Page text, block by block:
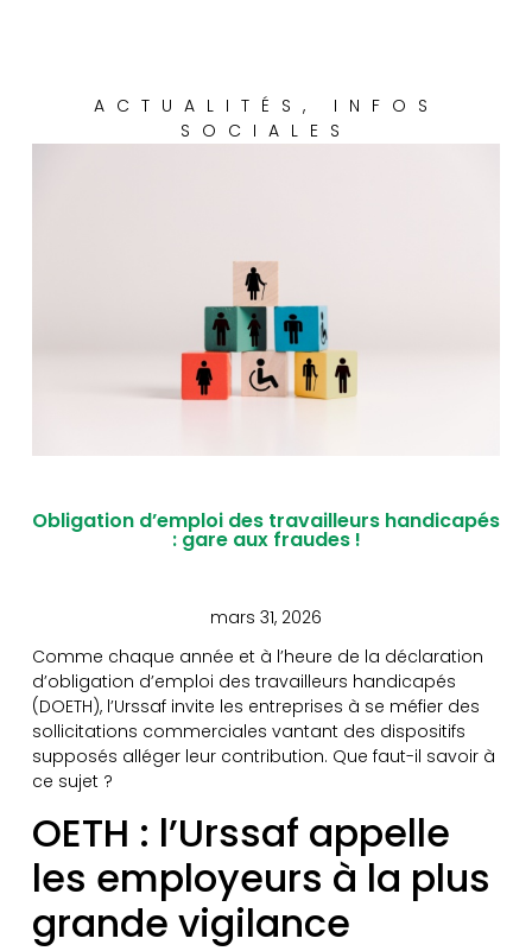
ACTUALITÉS , INFOS
SOCIALES
Obligation d’emploi des travailleurs handicapés
: gare aux fraudes !
mars 31, 2026
Comme chaque année et à l’heure de la déclaration
d’obligation d’emploi des travailleurs handicapés
(DOETH), l’Urssaf invite les entreprises à se méfier des
sollicitations commerciales vantant des dispositifs
supposés alléger leur contribution. Que faut-il savoir à
ce sujet ?
OETH : l’Urssaf appelle
les employeurs à la plus
grande vigilance